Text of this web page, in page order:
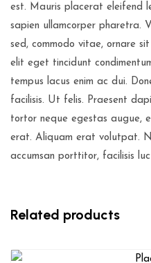
est. Mauris placerat eleifend
sapien ullamcorper pharetra.
sed, commodo vitae, ornare
elit eget tincidunt
tempus lacus enim ac dui.
facilisis. Ut felis. Praesent
tortor neque egestas augue,
erat. Aliquam erat volutpat.
accumsan porttitor, facilisis
Related products